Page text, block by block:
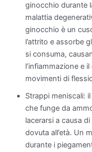
ginocchio durante
malattia
ginocchio è un
l’attrito e assorbe
si consuma,
l’infiammazione e
movimenti di
Strappi meniscali:
che funge da
lacerarsi a causa
dovuta all’età. Un
durante i